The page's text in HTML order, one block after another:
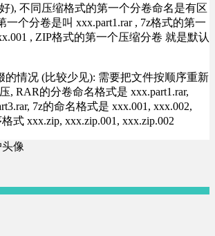
), 不同压缩格式的第一个分卷命名是有区
一个分卷是叫 xxx.part1.rar , 7z格式的第一
, ZIP格式的第一个压缩分卷 就是默认
的情况 (比较少见): 需要把文件按顺序重新
, RAR的分卷命名格式是 xxx.part1.rar,
7z的命名格式是 xxx.001, xxx.002,
式 xxx.zip, xxx.zip.001, xxx.zip.002